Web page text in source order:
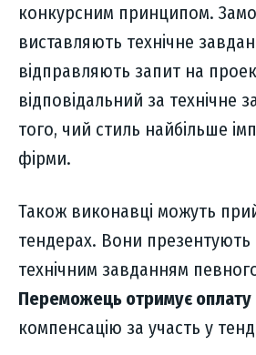
конкурсним принципом.
виставляють технічне
відправляють запит на
відповідальний за технічне
того, чий стиль найбільше
фірми.
Також виконавці можуть
тендерах. Вони презентують
технічним завданням
Переможець отримує оплату
компенсацію за участь у